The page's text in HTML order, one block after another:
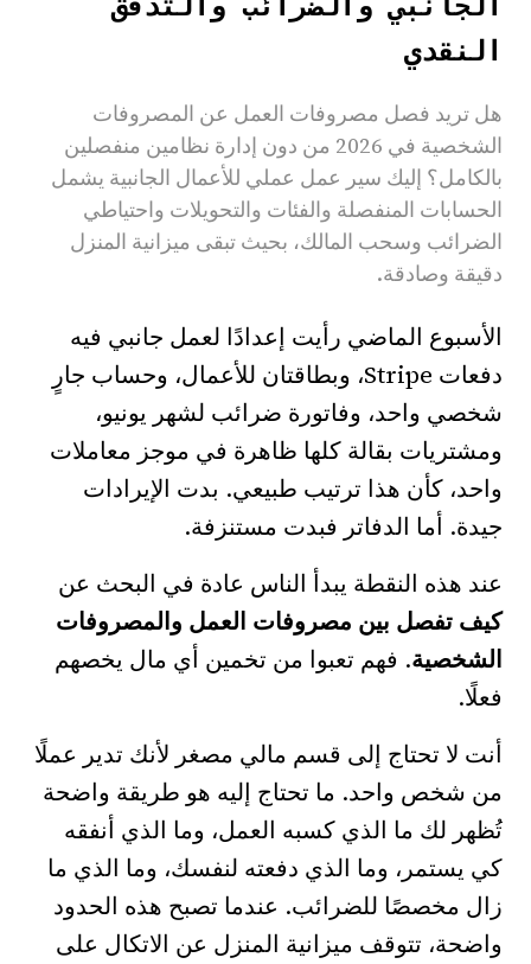
النقدي
هل تريد فصل مصروفات العمل عن المصروفات
الشخصية في 2026 من دون إدارة نظامين منفصلين
بالكامل؟ إليك سير عمل عملي للأعمال الجانبية يشمل
الحسابات المنفصلة والفئات والتحويلات واحتياطي
الضرائب وسحب المالك، بحيث تبقى ميزانية المنزل
دقيقة وصادقة.
الأسبوع الماضي رأيت إعدادًا لعمل جانبي فيه
دفعات Stripe، وبطاقتان للأعمال، وحساب جارٍ
شخصي واحد، وفاتورة ضرائب لشهر يونيو،
ومشتريات بقالة كلها ظاهرة في موجز معاملات
واحد، كأن هذا ترتيب طبيعي. بدت الإيرادات
جيدة. أما الدفاتر فبدت مستنزفة.
عند هذه النقطة يبدأ الناس عادة في البحث عن
كيف تفصل بين مصروفات العمل والمصروفات
الشخصية. فهم تعبوا من تخمين أي مال يخصهم
فعلًا.
أنت لا تحتاج إلى قسم مالي مصغر لأنك تدير عملًا
من شخص واحد. ما تحتاج إليه هو طريقة واضحة
تُظهر لك ما الذي كسبه العمل، وما الذي أنفقه
كي يستمر، وما الذي دفعته لنفسك، وما الذي ما
زال مخصصًا للضرائب. عندما تصبح هذه الحدود
واضحة، تتوقف ميزانية المنزل عن الاتكال على